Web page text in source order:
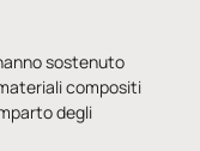
sostenuto
compositi
degli